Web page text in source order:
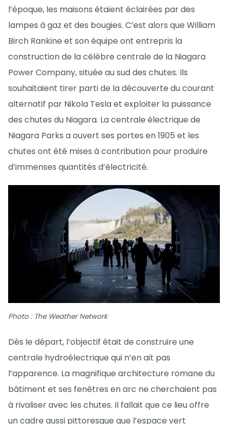
l’époque, les maisons étaient éclairées par des
lampes à gaz et des bougies. C’est alors que William
Birch Rankine et son équipe ont entrepris la
construction de la célèbre centrale de la Niagara
Power Company, située au sud des chutes. Ils
souhaitaient tirer parti de la découverte du courant
alternatif par Nikola Tesla et exploiter la puissance
des chutes du Niagara. La centrale électrique de
Niagara Parks a ouvert ses portes en 1905 et les
chutes ont été mises à contribution pour produire
d’immenses quantités d’électricité.
Photo : The Weather Network
Dès le départ, l’objectif était de construire une
centrale hydroélectrique qui n’en ait pas
l’apparence. La magnifique architecture romane du
bâtiment et ses fenêtres en arc ne cherchaient pas
à rivaliser avec les chutes. Il fallait que ce lieu offre
un cadre aussi pittoresque que l’espace vert